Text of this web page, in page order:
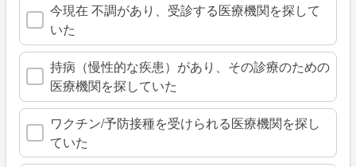
今現在 不調があり、受診する医療機関を探して
いた
持病（慢性的な疾患）があり、その診療のための
医療機関を探していた
ワクチン/予防接種を受けられる医療機関を探し
ていた